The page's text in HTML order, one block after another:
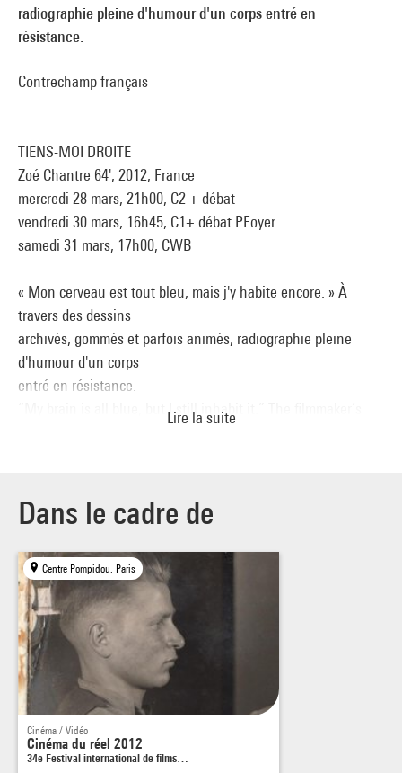
radiographie pleine d'humour d'un corps entré en
résistance.
Contrechamp français
TIENS-MOI DROITE
Zoé Chantre 64', 2012, France
mercredi 28 mars, 21h00, C2 + débat
vendredi 30 mars, 16h45, C1+ débat PFoyer
samedi 31 mars, 17h00, CWB
« Mon cerveau est tout bleu, mais j'y habite encore. » À
travers des dessins
archivés, gommés et parfois animés, radiographie pleine
d'humour d'un corps
entré en résistance.
“My brain is all blue, but I still inhabit it.” The filmmaker’s
a body in
resistance.
Lire la suite
Dans le cadre de
Centre Pompidou, Paris
Cinéma / Vidéo
Cinéma du réel 2012
34e Festival international de films…